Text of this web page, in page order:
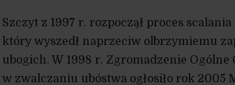
Szczyt z 1997 r. rozpoczął proces
który wyszedł naprzeciw olbrzymiemu
ubogich. W 1998 r. Zgromadzenie
w zwalczaniu ubóstwa ogłosiło rok